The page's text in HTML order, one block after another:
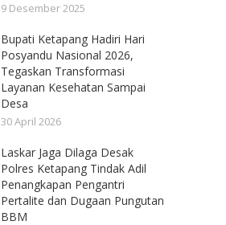
9 Desember 2025
Bupati Ketapang Hadiri Hari
Posyandu Nasional 2026,
Tegaskan Transformasi
Layanan Kesehatan Sampai
Desa
30 April 2026
Laskar Jaga Dilaga Desak
Polres Ketapang Tindak Adil
Penangkapan Pengantri
Pertalite dan Dugaan Pungutan
BBM